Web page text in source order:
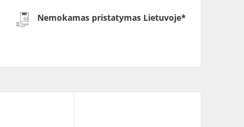
Nemokamas pristatymas Lietuvoje*